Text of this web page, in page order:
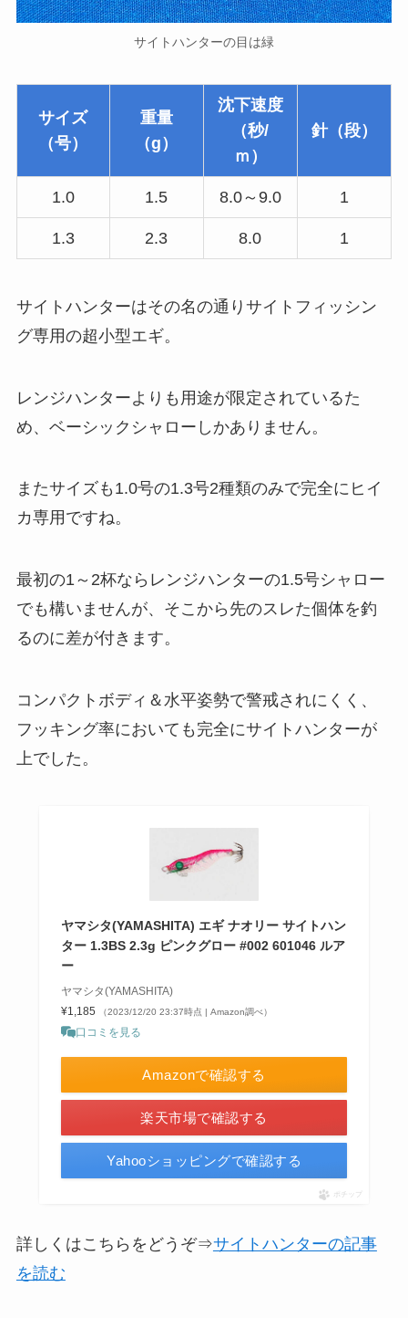
サイトハンターの目は緑
サイズ
（号）
重量
（g）
沈下速度
（秒/
ｍ）
針（段）
1.0 1.5 8.0～9.0 1
1.3 2.3 8.0 1
サイトハンターはその名の通りサイトフィッシン
グ専用の超小型エギ。
レンジハンターよりも用途が限定されているた
め、ベーシックシャローしかありません。
またサイズも1.0号の1.3号2種類のみで完全にヒイ
カ専用ですね。
最初の1～2杯ならレンジハンターの1.5号シャロー
でも構いませんが、そこから先のスレた個体を釣
るのに差が付きます。
コンパクトボディ＆水平姿勢で警戒されにくく、
フッキング率においても完全にサイトハンターが
上でした。
ヤマシタ(YAMASHITA) エギ ナオリー サイトハン
ター 1.3BS 2.3g ピンクグロー #002 601046 ルア
ー
ヤマシタ(YAMASHITA)
¥1,185
（2023/12/20 23:37時点 | Amazon調べ）
口コミを見る
Amazonで確認する
楽天市場で確認する
Yahooショッピングで確認する
ポチップ
詳しくはこちらをどうぞ⇒サイトハンターの記事
を読む